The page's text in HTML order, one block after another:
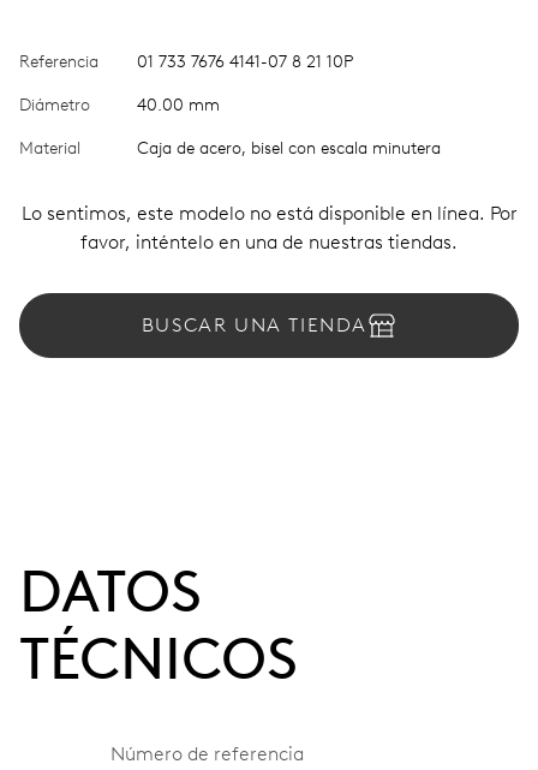
Referencia 01 733 7676 4141-07 8 21 10P
Diámetro 40.00 mm
Material Caja de acero, bisel con escala minutera
Lo sentimos, este modelo no está disponible en línea. Por
favor, inténtelo en una de nuestras tiendas.
BUSCAR UNA TIENDA
DATOS
TÉCNICOS
Número de referencia